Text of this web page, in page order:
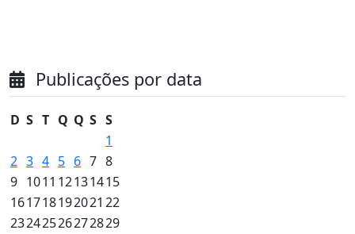
Publicações por data
D S T Q Q S S
1
2 3 4 5 6 7 8
9 1011 12131415
161718192021 22
23242526272829